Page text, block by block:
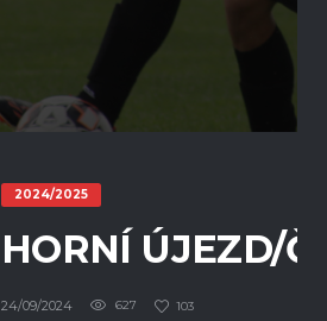
2024/2025
HORNÍ ÚJEZD/
24/09/2024 627 103